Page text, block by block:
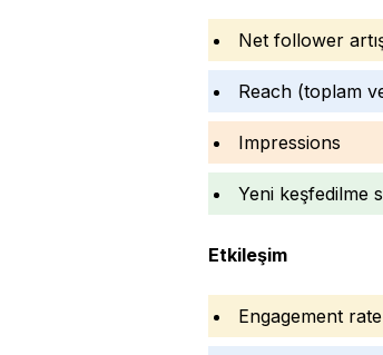
Net follower
Reach (toplam
Impressions
Yeni keşfedilme
Etkileşim
Engagement